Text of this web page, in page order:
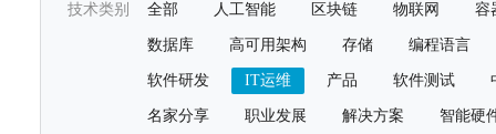
技术类别 全部 人工智能 区块链 物联网 容
数据库 高可用架构 存储 编程语言
软件研发 IT运维 产品 软件测试
名家分享 职业发展 解决方案 智能硬